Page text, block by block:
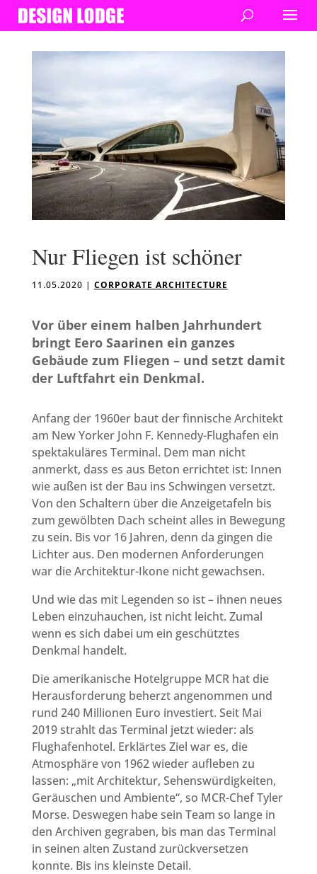
Nur Fliegen ist schöner
11.05.2020 | CORPORATE ARCHITECTURE
Vor über einem halben Jahrhundert
bringt Eero Saarinen ein ganzes
Gebäude zum Fliegen – und setzt damit
der Luftfahrt ein Denkmal.
Anfang der 1960er baut der finnische Architekt
am New Yorker John F. Kennedy-Flughafen ein
spektakuläres Terminal. Dem man nicht
anmerkt, dass es aus Beton errichtet ist: Innen
wie außen ist der Bau ins Schwingen versetzt.
Von den Schaltern über die Anzeigetafeln bis
zum gewölbten Dach scheint alles in Bewegung
zu sein. Bis vor 16 Jahren, denn da gingen die
Lichter aus. Den modernen Anforderungen
war die Architektur-Ikone nicht gewachsen.
Und wie das mit Legenden so ist – ihnen neues
Leben einzuhauchen, ist nicht leicht. Zumal
wenn es sich dabei um ein geschütztes
Denkmal handelt.
Die amerikanische Hotelgruppe MCR hat die
Herausforderung beherzt angenommen und
rund 240 Millionen Euro investiert. Seit Mai
2019 strahlt das Terminal jetzt wieder: als
Flughafenhotel. Erklärtes Ziel war es, die
Atmosphäre von 1962 wieder aufleben zu
lassen: „mit Architektur, Sehenswürdigkeiten,
Geräuschen und Ambiente“, so MCR-Chef Tyler
Morse. Deswegen habe sein Team so lange in
den Archiven gegraben, bis man das Terminal
in seinen alten Zustand zurückversetzen
konnte. Bis ins kleinste Detail.